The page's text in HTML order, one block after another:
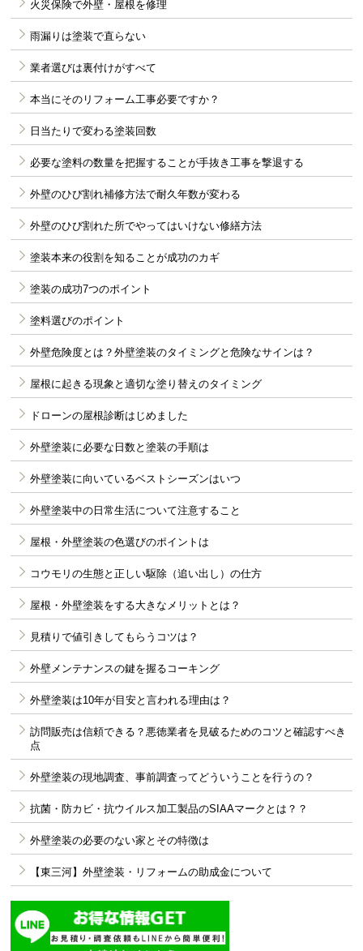
火災保険で外壁・屋根を修理
雨漏りは塗装で直らない
業者選びは裏付けがすべて
本当にそのリフォーム工事必要ですか？
日当たりで変わる塗装回数
必要な塗料の数量を把握することが手抜き工事を撃退する
外壁のひび割れ補修方法で耐久年数が変わる
外壁のひび割れた所でやってはいけない修繕方法
塗装本来の役割を知ることが成功のカギ
塗装の成功7つのポイント
塗料選びのポイント
外壁危険度とは？外壁塗装のタイミングと危険なサインは？
屋根に起きる現象と適切な塗り替えのタイミング
ドローンの屋根診断はじめました
外壁塗装に必要な日数と塗装の手順は
外壁塗装に向いているベストシーズンはいつ
外壁塗装中の日常生活について注意すること
屋根・外壁塗装の色選びのポイントは
コウモリの生態と正しい駆除（追い出し）の仕方
屋根・外壁塗装をする大きなメリットとは？
見積りで値引きしてもらうコツは？
外壁メンテナンスの鍵を握るコーキング
外壁塗装は10年が目安と言われる理由は？
訪問販売は信頼できる？悪徳業者を見破るためのコツと確認すべき
点
外壁塗装の現地調査、事前調査ってどういうことを行うの？
抗菌・防カビ・抗ウイルス加工製品のSIAAマークとは？？
外壁塗装の必要のない家とその特徴は
【東三河】外壁塗装・リフォームの助成金について